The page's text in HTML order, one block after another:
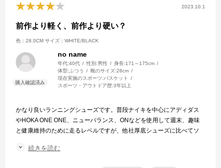
2023.10.1
前作より軽く、前作より硬い？
色：28.0CM サイズ：WHITE/BLACK
no name
年代:40代 性別:男性 身長:171～175cm
体型:ふつう 靴のサイズ:28cm
現在実施のスポーツ:バスケット
スポーツ・アウトドア歴:3年以上
かなり良いランニングシューズです。普段ナイキを中心にアディダス
やHOKA ONE ONE、ニューバランス、ONなどを使用して週末、趣味
と健康維持のために走るレベルですが、他社厚底シューズに比べてソ
硬い気がします。前足部が反り上がっており、自然と転がる感じが強
続きを読む